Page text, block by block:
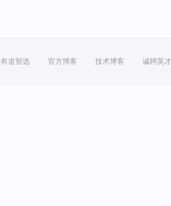
有道智选 官方博客 技术博客 诚聘英才